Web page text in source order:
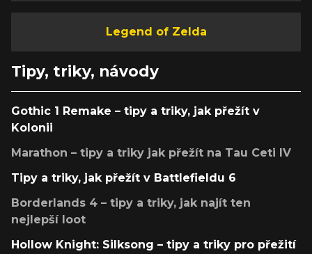
Legend of Zelda
Tipy, triky, návody
Gothic 1 Remake – tipy a triky, jak přežít v
Kolonii
Marathon – tipy a triky jak přežít na Tau Ceti IV
Tipy a triky, jak přežít v Battlefieldu 6
Borderlands 4 – tipy a triky, jak najít ten
nejlepší loot
Hollow Knight: Silksong – tipy a triky pro přežití